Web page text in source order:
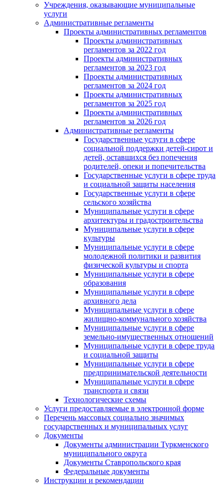
Учреждения, оказывающие муниципальные
услуги
Административные регламенты
Проекты административных регламентов
Проекты административных
регламентов за 2022 год
Проекты административных
регламентов за 2023 год
Проекты административных
регламентов за 2024 год
Проекты административных
регламентов за 2025 год
Проекты административных
регламентов за 2026 год
Административные регламенты
Государственные услуги в сфере
социальной поддержки детей-сирот и
детей, оставшихся без попечения
родителей, опеки и попечительства
Государственные услуги в сфере труда
и социальной защиты населения
Государственные услуги в сфере
сельского хозяйства
Муниципальные услуги в сфере
архитектуры и градостроительства
Муниципальные услуги в сфере
культуры
Муниципальные услуги в сфере
молодежной политики и развития
физической культуры и спорта
Муниципальные услуги в сфере
образования
Муниципальные услуги в сфере
архивного дела
Муниципальные услуги в сфере
жилищно-коммунального хозяйства
Муниципальные услуги в сфере
земельно-имущественных отношений
Муниципальные услуги в сфере труда
и социальной защиты
Муниципальные услуги в сфере
предпринимательской деятельности
Муниципальные услуги в сфере
транспорта и связи
Технологические схемы
Услуги предоставляемые в электронной форме
Перечень массовых социально значимых
государственных и муниципальных услуг
Документы
Документы администрации Туркменского
муниципального округа
Документы Ставропольского края
Федеральные документы
Инструкции и рекомендации